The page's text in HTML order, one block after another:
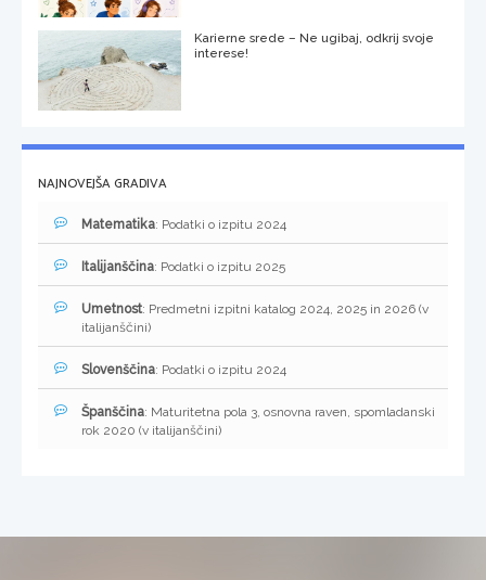
Karierne srede – Ne ugibaj, odkrij svoje
interese!
NAJNOVEJŠA GRADIVA
Matematika: Podatki o izpitu 2024
Italijanščina: Podatki o izpitu 2025
Umetnost: Predmetni izpitni katalog 2024, 2025 in 2026 (v
italijanščini)
Slovenščina: Podatki o izpitu 2024
Španščina: Maturitetna pola 3, osnovna raven, spomladanski
rok 2020 (v italijanščini)